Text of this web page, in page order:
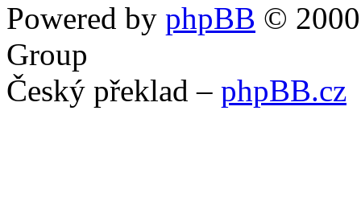
Powered by phpBB ©
Group
Český překlad – phpBB.cz